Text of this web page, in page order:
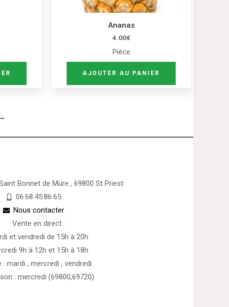
Ananas
4.00€
Pièce
AJOUTER AU PANIER
→
Bonnet de Mure , 69800 St Priest
06.68.45.86.65
Nous contacter
Vente en direct :
et vendredi de 15h à 20h
9h à 12h et 15h à 18h
: mardi , mercredi , vendredi
: mercredi (69800,69720)